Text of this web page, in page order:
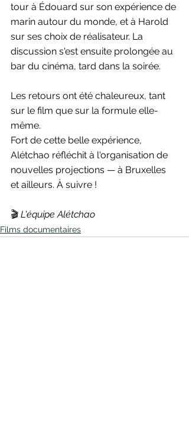
tour à Édouard sur son expérience de
marin autour du monde, et à Harold
sur ses choix de réalisateur. La
discussion s'est ensuite prolongée au
bar du cinéma, tard dans la soirée.
Les retours ont été chaleureux, tant
sur le film que sur la formule elle-
même.
Fort de cette belle expérience,
Alétchao réfléchit à l'organisation de
nouvelles projections — à Bruxelles
et ailleurs. À suivre !
🎬 L'équipe Alétchao
Films documentaires